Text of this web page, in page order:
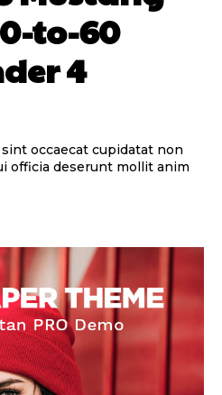
to-60
4
occaecat cupidatat non
officia deserunt mollit anim